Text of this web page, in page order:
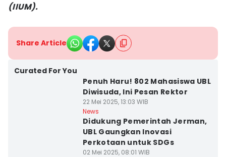
(IIUM).
Share Article
Curated For You
Penuh Haru! 802 Mahasiswa UBL
Diwisuda, Ini Pesan Rektor
22 Mei 2025, 13:03 WIB
News
Didukung Pemerintah Jerman,
UBL Gaungkan Inovasi
Perkotaan untuk SDGs
02 Mei 2025, 08:01 WIB